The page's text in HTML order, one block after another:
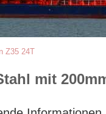
Z35 24T
mit